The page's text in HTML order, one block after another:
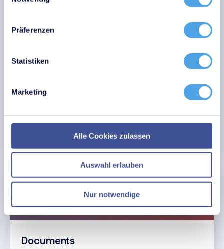
Präferenzen
Statistiken
Marketing
Alle Cookies zulassen
Auswahl erlauben
Nur notwendige
Zertifizierung, indem Sie die Entsorgung von
jeglicher Hardware revisionssicher dokumentieren.
Mehr lesen
i-doit
Documents